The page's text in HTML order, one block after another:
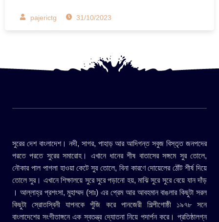
pajerictg 31/10/2023
সুরের দেশ বাংলাদেশ। নদী, সাগর, পাহাড় আর আদিগন্ত সবুজ বিস্তৃত জনপদের
পরতে পরতে সুরের সমারোহ। এখানে ধানের শীষ বাতাসের সঙ্গমে সুর তোলে,
নৌকার পাল পাগলা হাওয়া কেটে সুর তোলে, বিনা কারণে দোয়েলের ঠোঁট শীর্ষ দিয়ে
তোলে সুর। এখানে শিক্ষালয়ে সুরে সুরে পড়ানো হয়, মাঝি সুরে সুরে বেয়ে যান দাঁড়
। আল্লাহ্র প্রশংসা, মুহাম্মদ (সাঃ) এর প্রেম আর আবহমান বাঙলার কিছুটা সরল
কিছুটা স্রোতস্বিনী যাপনকে পুঁজি করে পানজেরী শিল্পীগোষ্ঠী ১৯৭৮ সনে
বাংলাদেশের সংগীতাঙ্গনে এক স্বতন্ত্র দ্যোতনা নিয়ে পদার্পন করে। প্রতিষ্ঠালগ্ন